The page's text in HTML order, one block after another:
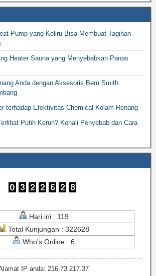
Pump yang Keliru Bisa Membuat Tagihan
Heater Sauna yang Menyebabkan Panas
Anda dengan Aksesoris Bem Smith
terhadap Efektivitas Chemical Kolam Renang
Putih Keruh? Kenali Penyebab dan Cara
Hari ini : 119
Total Kunjungan : 322628
Who's Online : 6
IP anda: 216.73.217.37